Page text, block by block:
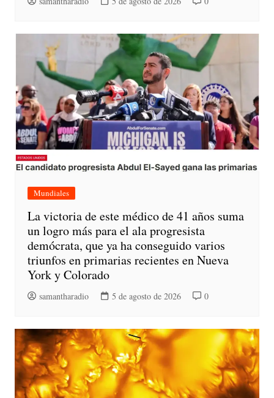
Mundiales
La victoria de este médico de 41 años suma
un logro más para el ala progresista
demócrata, que ya ha conseguido varios
triunfos en primarias recientes en Nueva
York y Colorado
samantharadio 5 de agosto de 2026 0